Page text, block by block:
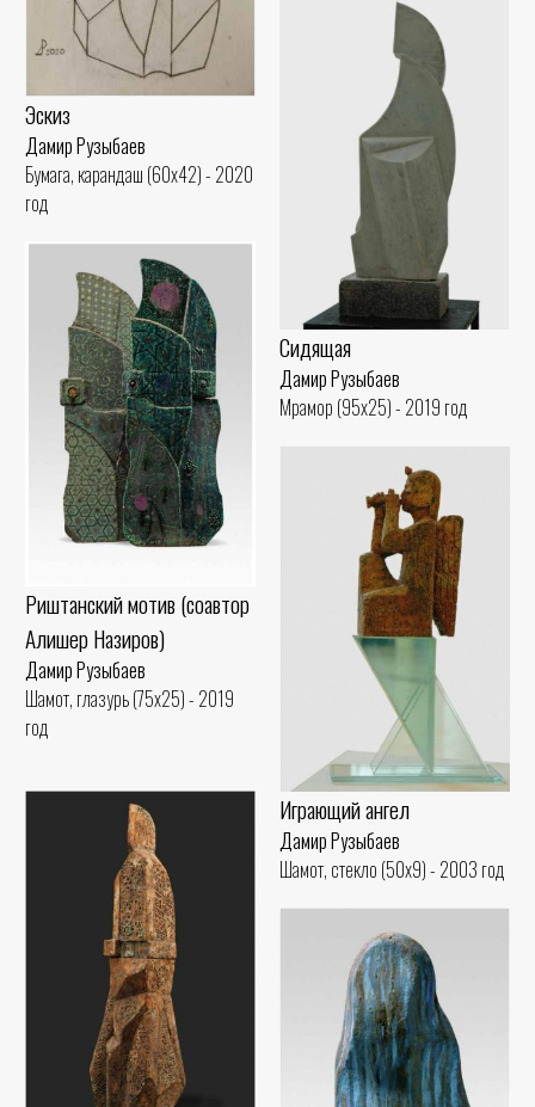
Эскиз
Дамир Рузыбаев
Бумага, карандаш (60x42) - 2020
год
Сидящая
Дамир Рузыбаев
Мрамор (95x25) - 2019 год
Риштанский мотив (соавтор
Алишер Назиров)
Дамир Рузыбаев
Шамот, глазурь (75x25) - 2019
год
Играющий ангел
Дамир Рузыбаев
Шамот, стекло (50x9) - 2003 год